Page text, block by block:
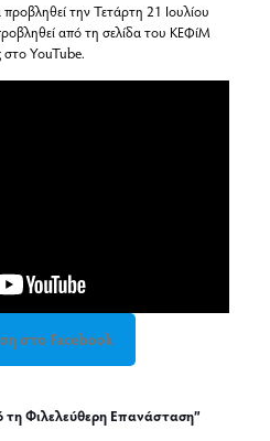
την Τετάρτη 21 Ιουλίου
από τη σελίδα του ΚΕΦίΜ
στο YouTube.
στο Facebook
Φιλελεύθερη Επανάσταση”